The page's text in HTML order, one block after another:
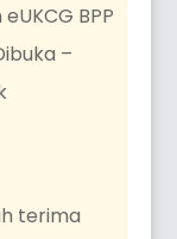
BPP
–
terima